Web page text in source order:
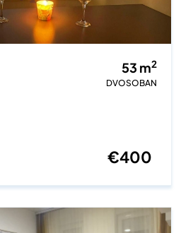
53 m2
DVOSOBAN
€400